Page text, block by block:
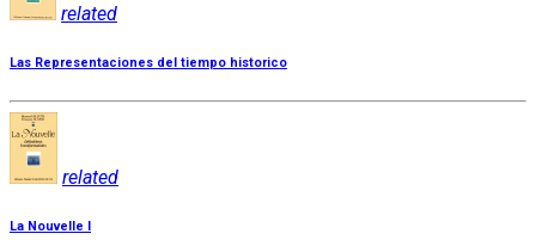
related
Las Representaciones del tiempo historico
related
La Nouvelle I